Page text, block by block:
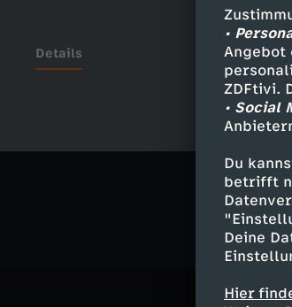
•
Angebot
ZDFtivi.
• Social
Du
betrifft
Deine
Hier
http://facebook.com/
----------- Meine Squad:Pesh
https://www.instagram.com/
https://www.instagram.com/
https://www.instagram.com/
Details